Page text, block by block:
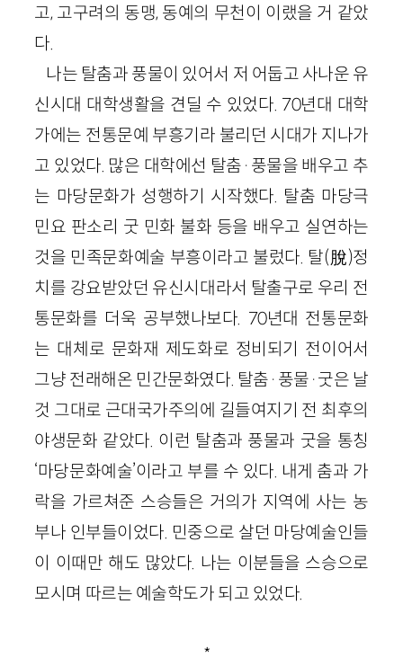
고, 고구려의 동맹, 동예의 무천이 이랬을 거 같았
다.
나는 탈춤과 풍물이 있어서 저 어둡고 사나운 유
신시대 대학생활을 견딜 수 있었다. 70년대 대학
가에는 전통문예 부흥기라 불리던 시대가 지나가
고 있었다. 많은 대학에선 탈춤·풍물을 배우고 추
는 마당문화가 성행하기 시작했다. 탈춤 마당극
민요 판소리 굿 민화 불화 등을 배우고 실연하는
것을 민족문화예술 부흥이라고 불렀다. 탈(脫)정
치를 강요받았던 유신시대라서 탈출구로 우리 전
통문화를 더욱 공부했나보다. 70년대 전통문화
는 대체로 문화재 제도화로 정비되기 전이어서
그냥 전래해온 민간문화였다. 탈춤·풍물·굿은 날
것 그대로 근대국가주의에 길들여지기 전 최후의
야생문화 같았다. 이런 탈춤과 풍물과 굿을 통칭
‘마당문화예술’이라고 부를 수 있다. 내게 춤과 가
락을 가르쳐준 스승들은 거의가 지역에 사는 농
부나 인부들이었다. 민중으로 살던 마당예술인들
이 이때만 해도 많았다. 나는 이분들을 스승으로
모시며 따르는 예술학도가 되고 있었다.
*